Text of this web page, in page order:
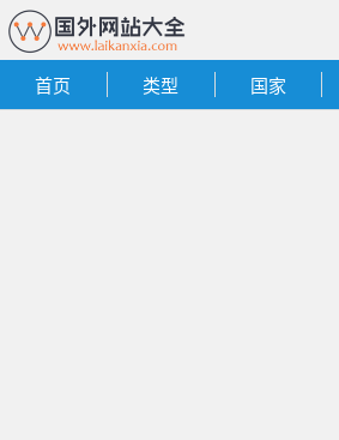
首页 类型 国家